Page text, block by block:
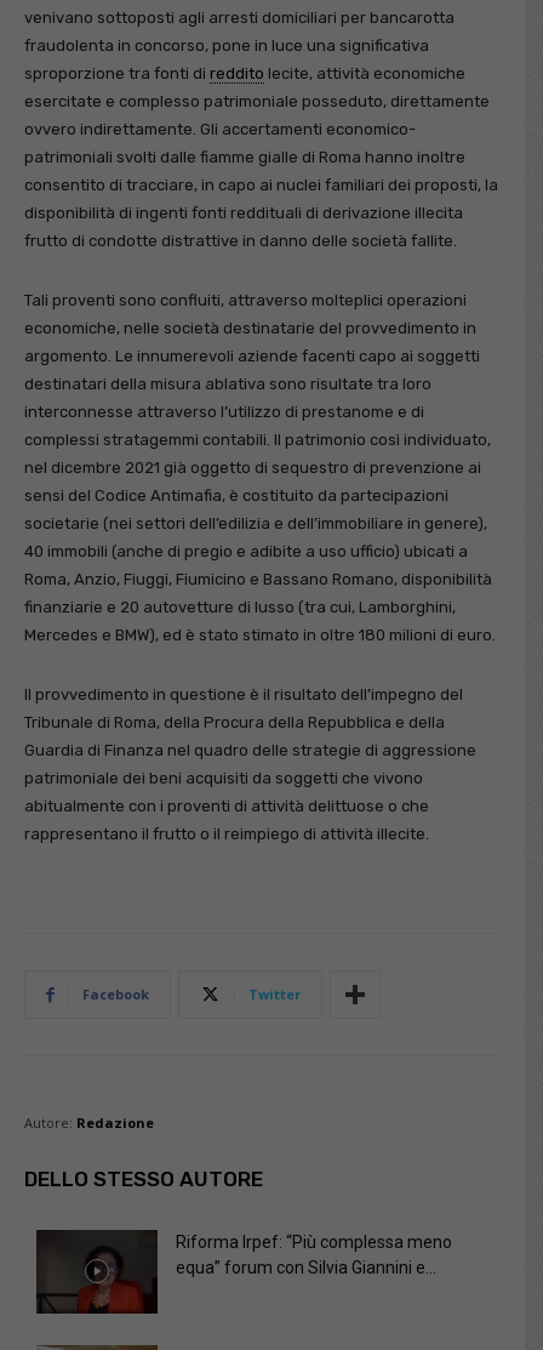
venivano sottoposti agli arresti domiciliari per bancarotta
fraudolenta in concorso, pone in luce una significativa
sproporzione tra fonti di reddito lecite, attività economiche
esercitate e complesso patrimoniale posseduto, direttamente
ovvero indirettamente. Gli accertamenti economico-
patrimoniali svolti dalle fiamme gialle di Roma hanno inoltre
consentito di tracciare, in capo ai nuclei familiari dei proposti, la
disponibilità di ingenti fonti reddituali di derivazione illecita
frutto di condotte distrattive in danno delle società fallite.
Tali proventi sono confluiti, attraverso molteplici operazioni
economiche, nelle società destinatarie del provvedimento in
argomento. Le innumerevoli aziende facenti capo ai soggetti
destinatari della misura ablativa sono risultate tra loro
interconnesse attraverso l’utilizzo di prestanome e di
complessi stratagemmi contabili. Il patrimonio così individuato,
nel dicembre 2021 già oggetto di sequestro di prevenzione ai
sensi del Codice Antimafia, è costituito da partecipazioni
societarie (nei settori dell’edilizia e dell’immobiliare in genere),
40 immobili (anche di pregio e adibite a uso ufficio) ubicati a
Roma, Anzio, Fiuggi, Fiumicino e Bassano Romano, disponibilità
finanziarie e 20 autovetture di lusso (tra cui, Lamborghini,
Mercedes e BMW), ed è stato stimato in oltre 180 milioni di euro.
Il provvedimento in questione è il risultato dell’impegno del
Tribunale di Roma, della Procura della Repubblica e della
Guardia di Finanza nel quadro delle strategie di aggressione
patrimoniale dei beni acquisiti da soggetti che vivono
abitualmente con i proventi di attività delittuose o che
rappresentano il frutto o il reimpiego di attività illecite.
Facebook Twitter
Autore: Redazione
DELLO STESSO AUTORE
Riforma Irpef: “Più complessa meno
equa” forum con Silvia Giannini e...